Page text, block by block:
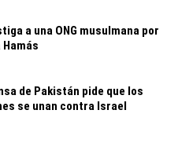
a una ONG musulmana por
de Pakistán pide que los
se unan contra Israel